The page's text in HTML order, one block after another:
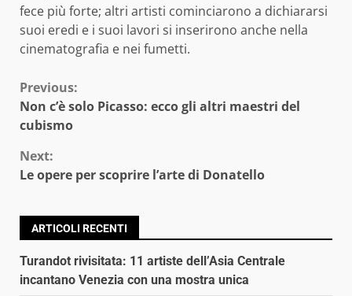
fece più forte; altri artisti cominciarono a dichiararsi
suoi eredi e i suoi lavori si inserirono anche nella
cinematografia e nei fumetti.
Continue
Reading
Previous:
Non c’è solo Picasso: ecco gli altri maestri del
cubismo
Next:
Le opere per scoprire l’arte di Donatello
ARTICOLI RECENTI
Turandot rivisitata: 11 artiste dell’Asia Centrale
incantano Venezia con una mostra unica